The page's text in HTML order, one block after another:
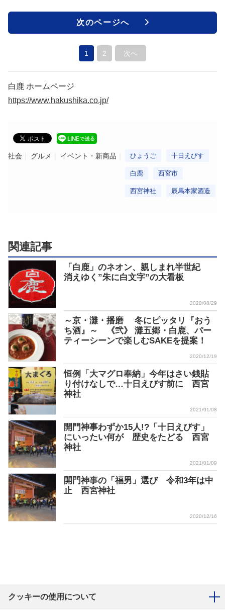
次のページへ
1 2 次へ
白鹿 ホームページ
https://www.hakushika.co.jp/
社会 グルメ イベント・新商品 ひょうご 十日えびす
白鹿 西宮市
西宮神社 辰馬本家酒造
関連記事
「白鹿」のネオン、親しまれ半世紀
消えゆく”朱に白文字”の大看板
2020/08/29
～京・灘・播磨 冬にピッタリ『おう
ち酒』～ 《弐》 灘五郷・白鹿、パー
ティーシーンで楽しむSAKEを提案！
2020/12/19
恒例「大マグロ奉納」今年はさい銭貼
り付けなしで…十日えびす前に 西宮
神社
2021/01/08
開門神事わずか15人!?「十日えびす」
にいったい何が 歴史をたどる 西宮
神社
2021/01/09
開門神事の「福男」選び 令和3年は中
止 西宮神社
2020/12/16
クッキーの使用について